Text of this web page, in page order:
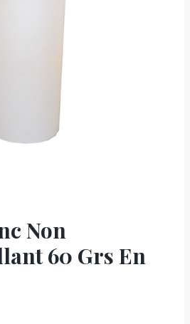
Non
60 Grs En